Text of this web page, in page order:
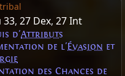
33, 27 Dex, 27 Int
d'Attributs
de l'Évasion et
des Chances de